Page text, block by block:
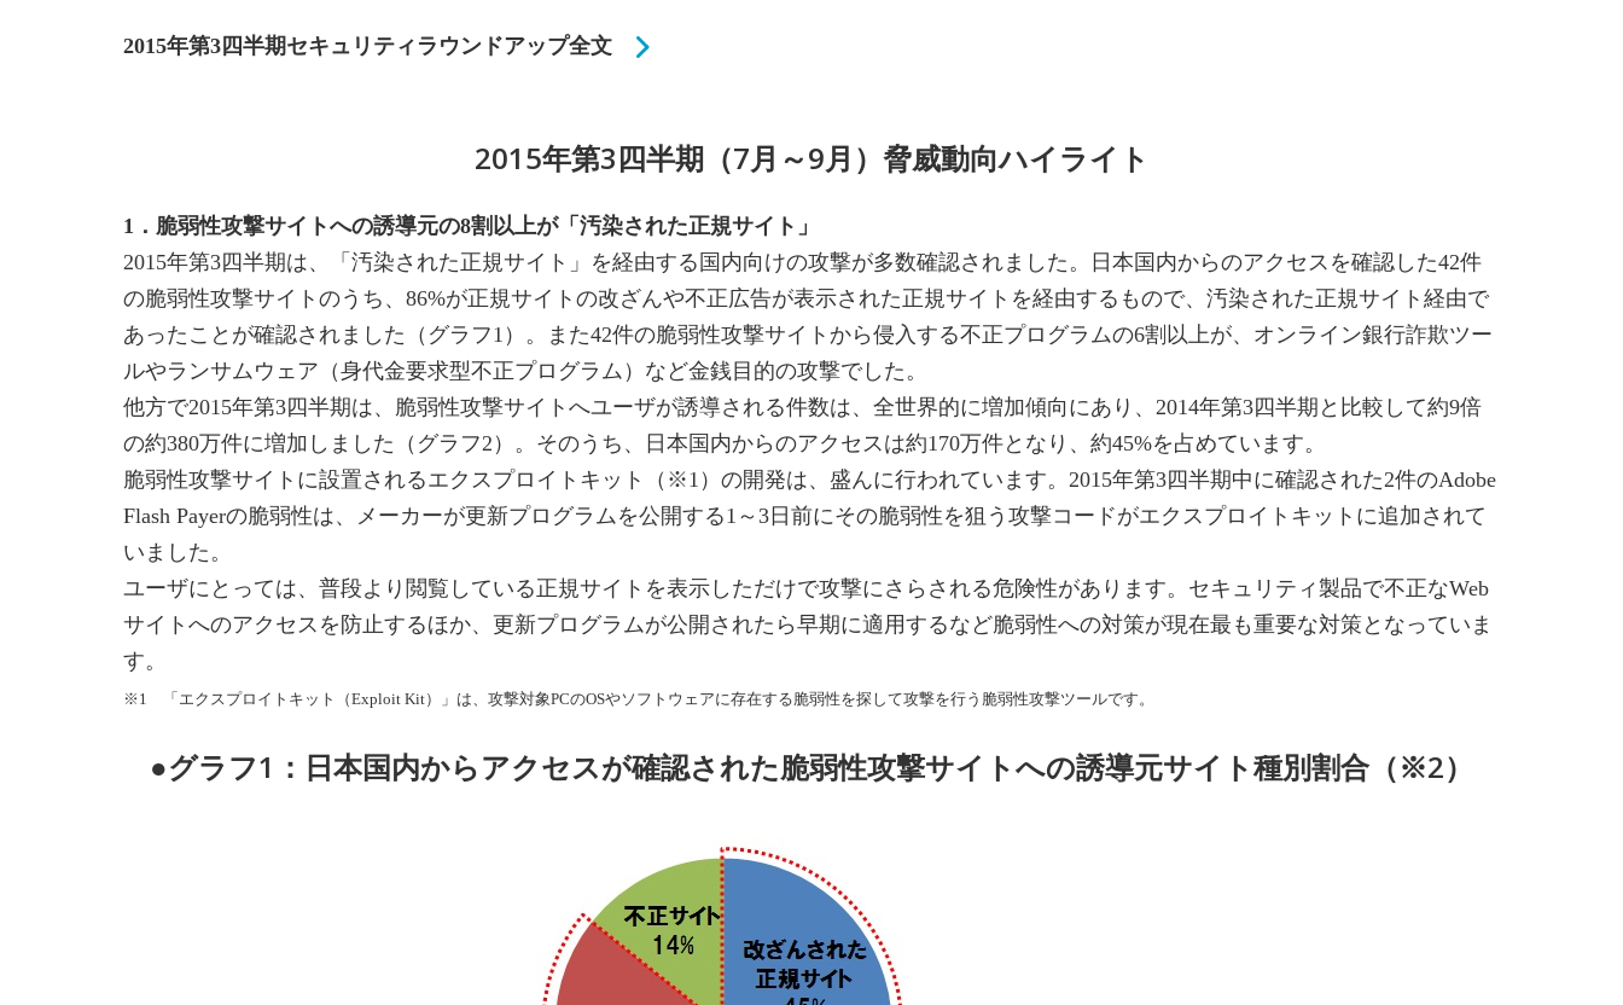
2015年第3四半期セキュリティラウンドアップ全文
2015年第3四半期（7月～9月）脅威動向ハイライト
1．脆弱性攻撃サイトへの誘導元の8割以上が「汚染された正規サイト」
2015年第3四半期は、「汚染された正規サイト」を経由する国内向けの攻撃が多数確認されました。日本国内からのアクセスを確認した42件
の脆弱性攻撃サイトのうち、86%が正規サイトの改ざんや不正広告が表示された正規サイトを経由するもので、汚染された正規サイト経由で
あったことが確認されました（グラフ1）。また42件の脆弱性攻撃サイトから侵入する不正プログラムの6割以上が、オンライン銀行詐欺ツー
ルやランサムウェア（身代金要求型不正プログラム）など金銭目的の攻撃でした。
他方で2015年第3四半期は、脆弱性攻撃サイトへユーザが誘導される件数は、全世界的に増加傾向にあり、2014年第3四半期と比較して約9倍
の約380万件に増加しました（グラフ2）。そのうち、日本国内からのアクセスは約170万件となり、約45%を占めています。
脆弱性攻撃サイトに設置されるエクスプロイトキット（※1）の開発は、盛んに行われています。2015年第3四半期中に確認された2件のAdobe
Flash Payerの脆弱性は、メーカーが更新プログラムを公開する1～3日前にその脆弱性を狙う攻撃コードがエクスプロイトキットに追加されて
いました。
ユーザにとっては、普段より閲覧している正規サイトを表示しただけで攻撃にさらされる危険性があります。セキュリティ製品で不正なWeb
サイトへのアクセスを防止するほか、更新プログラムが公開されたら早期に適用するなど脆弱性への対策が現在最も重要な対策となっていま
す。
※1 「エクスプロイトキット（Exploit Kit）」は、攻撃対象PCのOSやソフトウェアに存在する脆弱性を探して攻撃を行う脆弱性攻撃ツールです。
●グラフ1：日本国内からアクセスが確認された脆弱性攻撃サイトへの誘導元サイト種別割合（※2）